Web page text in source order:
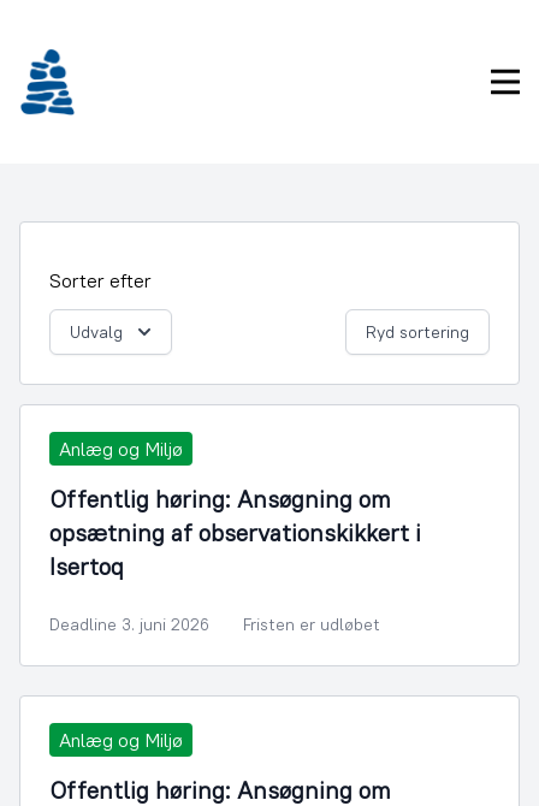
indhold
Sorter efter
Udvalg Ryd sortering
Anlæg og Miljø
Offentlig høring: Ansøgning om
opsætning af observationskikkert i
Isertoq
Deadline 3. juni 2026 Fristen er udløbet
Anlæg og Miljø
Offentlig høring: Ansøgning om